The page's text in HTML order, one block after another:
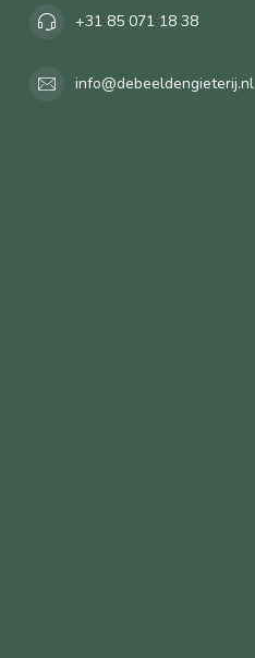
+31 85 071 18 38
info@debeeldengieterij.nl